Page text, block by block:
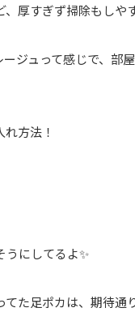
厚すぎず掃除もし
ジュって感じで、部
方法！
うにしてるよ✨
た足ポカは、期待